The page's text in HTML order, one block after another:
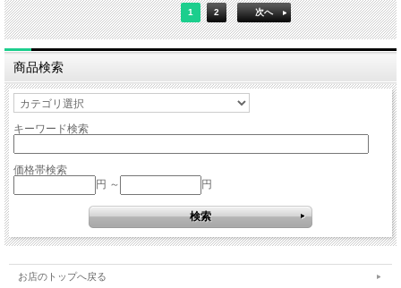
1 2 次へ
商品検索
キーワード検索
価格帯検索
円 ～
円
お店のトップへ戻る